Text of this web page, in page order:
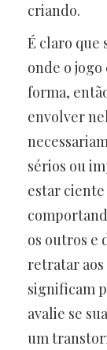
criando.
É claro que
onde o
forma,
envolver
sérios ou
estar ciente
os outros e
retratar aos
significam
avalie se
um